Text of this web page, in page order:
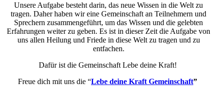
Unsere Aufgabe besteht darin, das neue Wissen in die Welt zu
tragen. Daher haben wir eine Gemeinschaft an Teilnehmern und
Sprechern zusammengeführt, um das Wissen und die gelebten
Erfahrungen weiter zu geben. Es ist in dieser Zeit die Aufgabe von
uns allen Heilung und Friede in diese Welt zu tragen und zu
entfachen.
Dafür ist die Gemeinschaft Lebe deine Kraft!
Freue dich mit uns die “Lebe deine Kraft Gemeinschaft”